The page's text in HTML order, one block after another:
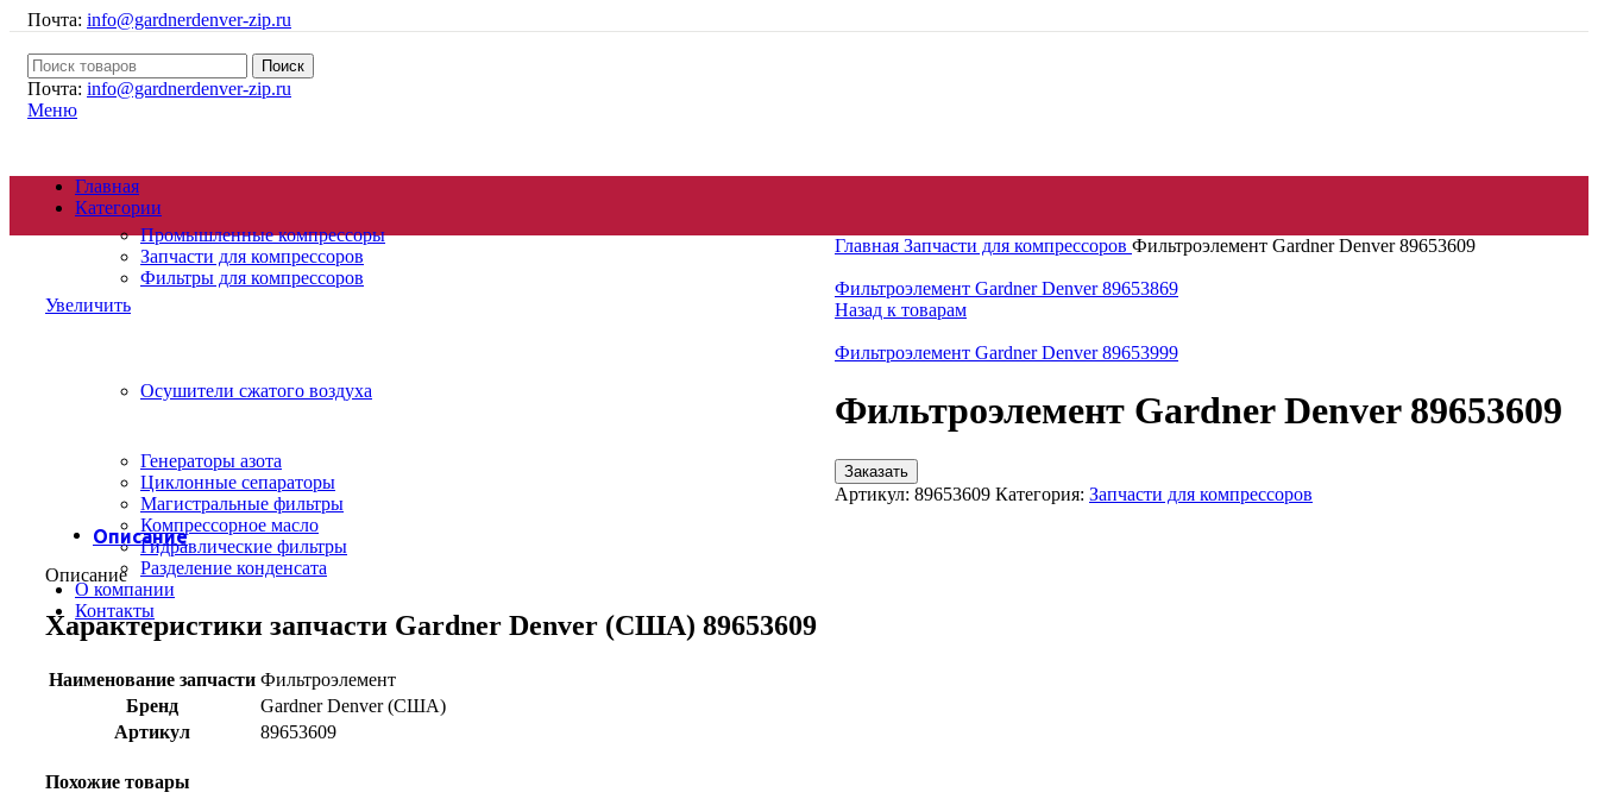
Почта: info@gardnerdenver-zip.ru
Поиск
Почта: info@gardnerdenver-zip.ru
Меню
Главная
Категории
Промышленные компрессоры
Запчасти для компрессоров
Фильтры для компрессоров
Осушители сжатого воздуха
Генераторы азота
Циклонные сепараторы
Магистральные фильтры
Компрессорное масло
Гидравлические фильтры
Разделение конденсата
О компании
Контакты
Увеличить
Главная Запчасти для компрессоров Фильтроэлемент Gardner Denver 89653609
Фильтроэлемент Gardner Denver 89653869
Назад к товарам
Фильтроэлемент Gardner Denver 89653999
Фильтроэлемент Gardner Denver 89653609
Заказать
Артикул: 89653609 Категория: Запчасти для компрессоров
Описание
Описание
Характеристики запчасти Gardner Denver (США) 89653609
Наименование запчасти Фильтроэлемент
Бренд
Gardner Denver (США)
Артикул
89653609
Похожие товары